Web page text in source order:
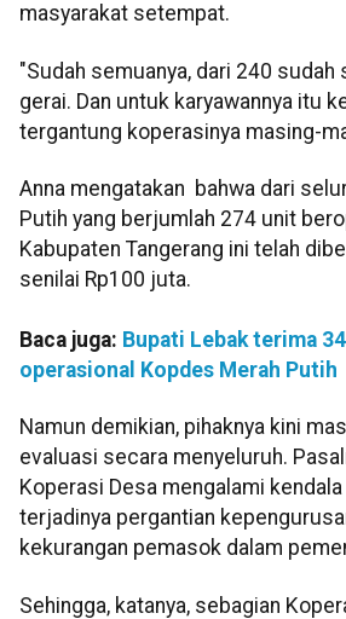
masyarakat setempat.
"Sudah semuanya, dari 240 sudah
gerai. Dan untuk karyawannya itu
tergantung koperasinya masing-
Anna mengatakan bahwa dari
Putih yang berjumlah 274 unit
Kabupaten Tangerang ini telah
senilai Rp100 juta.
Baca juga: Bupati Lebak terima
operasional Kopdes Merah Putih
Namun demikian, pihaknya kini
evaluasi secara menyeluruh.
Koperasi Desa mengalami
terjadinya pergantian
kekurangan pemasok dalam
Sehingga, katanya, sebagian